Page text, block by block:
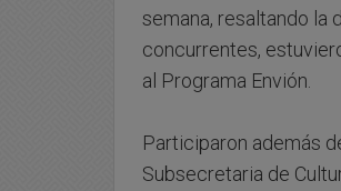
semana, resaltando la
concurrentes,
al Programa Envión.
Participaron además
Subsecretaria de